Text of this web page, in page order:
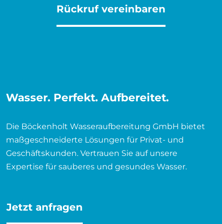
Rückruf vereinbaren
Wasser. Perfekt. Aufbereitet.
Die Böckenholt Wasseraufbereitung GmbH bietet
maßgeschneiderte Lösungen für Privat- und
Geschäftskunden. Vertrauen Sie auf unsere
Expertise für sauberes und gesundes Wasser.
Jetzt anfragen